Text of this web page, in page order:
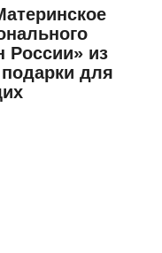
России» из
для